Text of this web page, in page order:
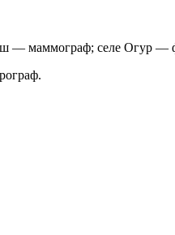
— маммограф; селе Огур —